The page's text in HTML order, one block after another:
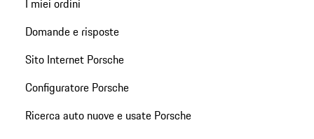
Domande e risposte
Sito Internet Porsche
Configuratore Porsche
Ricerca auto nuove e usate Porsche